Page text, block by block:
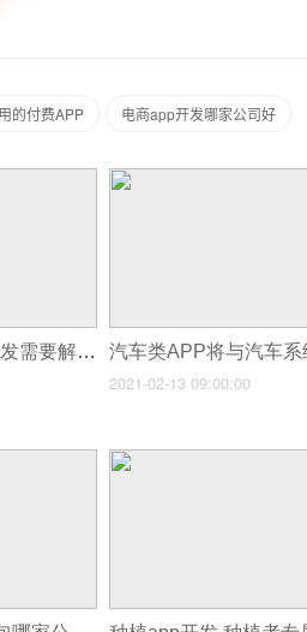
的付费APP 电商app开发哪家公司好
共享汽车APP软件开发需要解决哪些问题？
2021-02-13 09:00:00